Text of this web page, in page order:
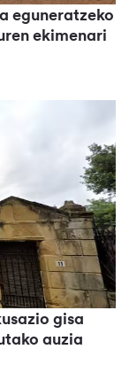
eguneratzeko
ekimenari
gisa
auzia